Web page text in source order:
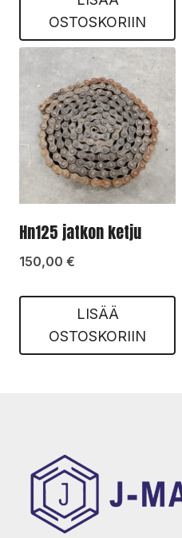
OSTOSKORIIN
Hn125 jatkon ketju
150,00 €
LISÄÄ
OSTOSKORIIN